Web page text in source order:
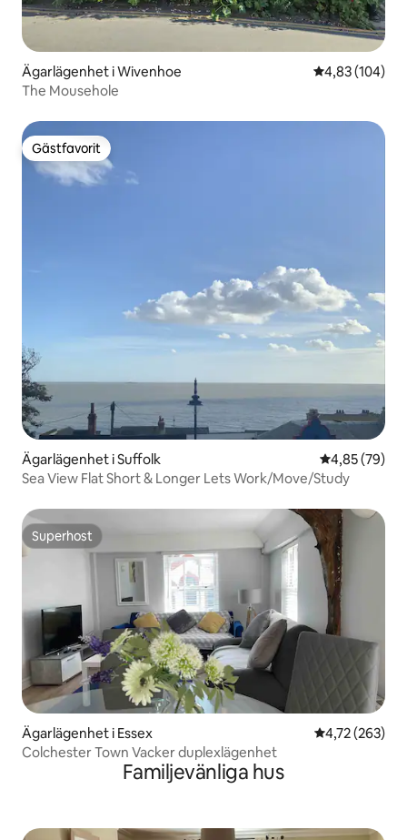
Ägarlägenhet i Wivenhoe 4,83 av 5 i
4,83 (104)
The Mousehole
Gästfavorit
Gästfavorit
Ägarlägenhet i Suffolk 4,85 av 5 i
4,85 (79)
Sea View Flat Short & Longer Lets Work/Move/Study
Superhost
Superhost
Ägarlägenhet i Essex 4,72 av 5 i
4,72 (263)
Colchester Town Vacker duplexlägenhet
Familjevänliga hus